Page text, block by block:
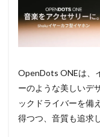
OpenDots ONEは、
ーのような美しいデ
ックドライバーを備
得つつ、音質も追求